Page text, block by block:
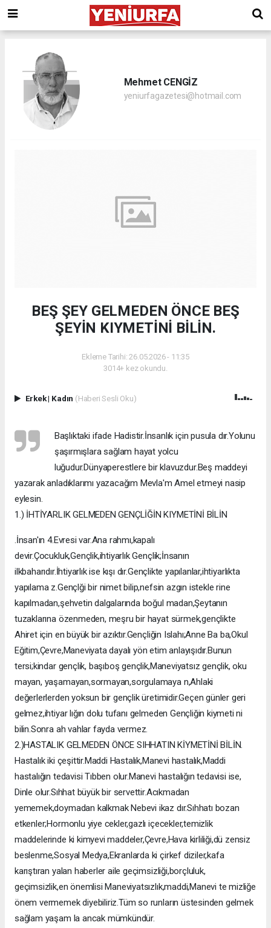
Mehmet CENGİZ
yeniurfagazetesi@hotmail.com
BEŞ ŞEY GELMEDEN ÖNCE BEŞ
ŞEYİN KIYMETİNİ BİLİN.
Ekleme Tarihi: 26.05.2026 - 11:35
3014+ kez okundu.
Erkek| Kadın (Haberi Sesli Oku)
Başlıktaki ifade Hadistir.İnsanlık için pusula dır.Yolunu
şaşırmışlara sağlam hayat yolcu
luğudur.Dünyaperestlere bir klavuzdur.Beş maddeyi
yazarak anladıklarımı yazacağım Mevla'm Amel etmeyi nasip
eylesin.
1.) İHTİYARLIK GELMEDEN GENÇLİĞİN KIYMETİNİ BİLİN
.İnsan'ın 4.Evresi var.Ana rahmı,kapalı
devir.Çocukluk,Gençlik,ihtiyarlık Gençlik;İnsanın
ilkbaharıdır.İhtiyarlık ise kışı dır.Gençlikte yapılanlar,ihtiyarlıkta
yapılama z.Gençlği bir nimet bilip,nefsin azgın istekle rine
kapılmadan,şehvetin dalgalarında boğul madan,Şeytanın
tuzaklarına özenmeden, meşru bir hayat sürmek,gençlikte
Ahiret için en büyük bir azıktır.Gençliğin Islahı;Anne Ba ba,Okul
Eğitim,Çevre,Maneviyata dayalı yön etim anlayışıdır.Bunun
tersi;kindar gençlik, başıboş gençlik,Maneviyatsız gençlik, oku
mayan, yaşamayan,sormayan,sorgulamaya n,Ahlaki
değerlerlerden yoksun bir gençlik üretimidir.Geçen günler geri
gelmez,ihtiyar lığın dolu tufanı gelmeden Gençliğin kiymeti ni
bilin.Sonra ah vahlar fayda vermez.
2.)HASTALIK GELMEDEN ÖNCE SIHHATIN KİYMETİNİ BİLİN.
Hastalık iki çeşittir.Maddi Hastalık,Manevi hastalık,Maddi
hastalığın tedavisi Tıbben olur.Manevi hastalığın tedavisi ise,
Dinle olur.Sıhhat büyük bir servettir.Acıkmadan
yememek,doymadan kalkmak Nebevi ikaz dır.Sıhhatı bozan
etkenler;Hormonlu yiye cekler,gazlı içecekler,temizlik
maddelerinde ki kimyevi maddeler,Çevre,Hava kirliliği,dü zensiz
beslenme,Sosyal Medya,Ekranlarda ki çirkef diziler,kafa
karıştıran yalan haberler aile geçimsizliği,borçluluk,
geçimsizlik,en önemlisi Maneviyatsızlık,maddi,Manevi te mizliğe
önem vermemek diyebiliriz.Tüm so runların üstesinden gelmek
sağlam yaşam la ancak mümkündür.